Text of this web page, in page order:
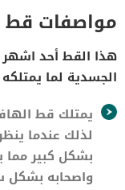
مواصفات قط
هذا القط أحد
الجسدية لما
يمتلك قط
لذلك عندما
بشكل كبير مما
واصحابه بشكل